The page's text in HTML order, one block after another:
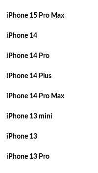
iPhone 15 Pro Max
iPhone 14
iPhone 14 Pro
iPhone 14 Plus
iPhone 14 Pro Max
iPhone 13 mini
iPhone 13
iPhone 13 Pro